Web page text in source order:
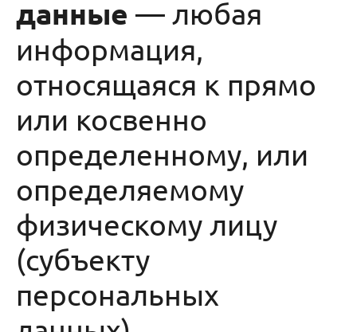
данные — любая
информация,
относящаяся к прямо
или косвенно
определенному, или
определяемому
физическому лицу
(субъекту
персональных